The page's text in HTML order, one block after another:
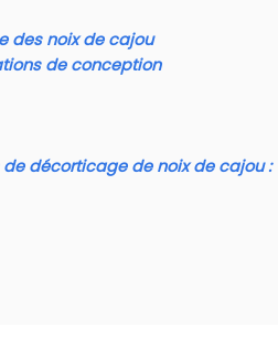
des noix de cajou
de conception
décorticage de noix de cajou :